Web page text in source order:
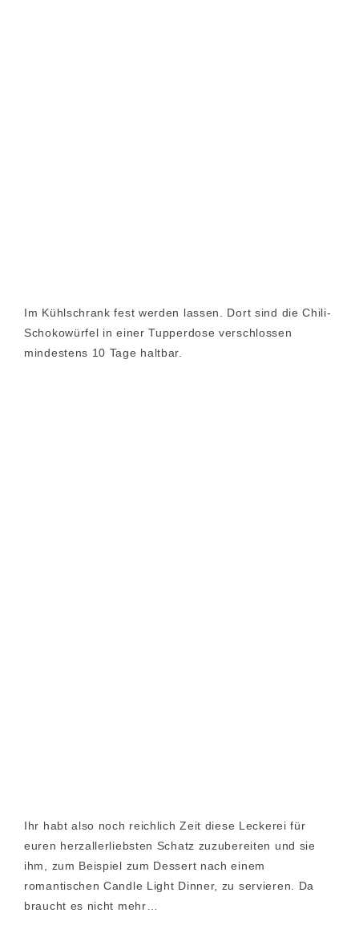
Im Kühlschrank fest werden lassen. Dort sind die Chili-
Schokowürfel in einer Tupperdose verschlossen
mindestens 10 Tage haltbar.
Ihr habt also noch reichlich Zeit diese Leckerei für
euren herzallerliebsten Schatz zuzubereiten und sie
ihm, zum Beispiel zum Dessert nach einem
romantischen Candle Light Dinner, zu servieren. Da
braucht es nicht mehr…